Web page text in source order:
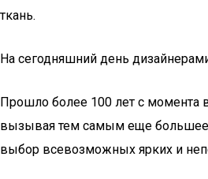
ткань.
На сегодняшний день
Прошло более 100 лет с момента
вызывая тем самым еще большее
выбор всевозможных ярких и